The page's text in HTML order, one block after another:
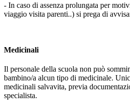
- In caso di assenza prolungata per
viaggio visita parenti..) si prega di
Medicinali
Il personale della scuola non può
bambino/a alcun tipo di medicinale.
medicinali salvavita, previa
specialista.